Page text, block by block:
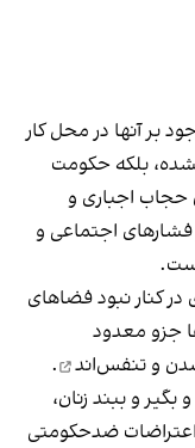
بر آنها در محل کار
بلکه حکومت
حجاب اجباری و
اجتماعی و
کنار نبود فضاهای
جزو معدود
و تنفس‌اند
.
و ببند زنان،
ضدحکومتی